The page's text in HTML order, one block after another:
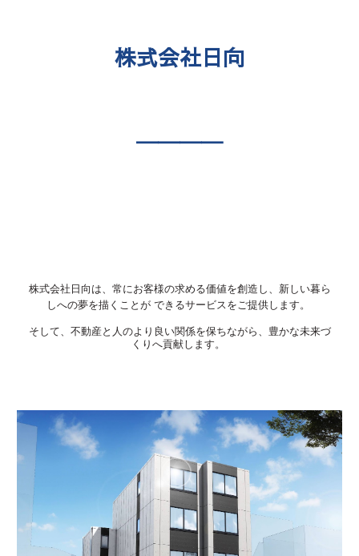
株式会社日向
――――
株式会社日向は、常にお客様の求める価値を創造し、新しい暮ら
しへの夢を描くことが できるサービスをご提供します。
そして、不動産と人のより良い関係を保ちながら、豊かな未来づ
くりへ貢献します。